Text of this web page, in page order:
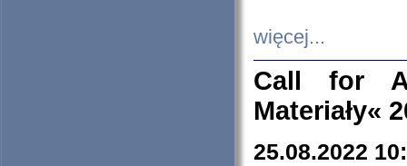
więcej...
Call for
Materiały«
25.08.2022